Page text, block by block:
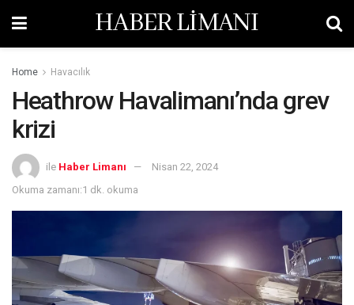
HABER LİMANI
Home Havacılık
Heathrow Havalimanı’nda grev
krizi
ile Haber Limanı
Nisan 22, 2024
Okuma zamanı:1 dk. okuma